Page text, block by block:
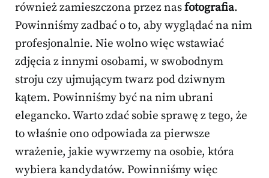
również zamieszczona przez nasfotografia.
Powinniśmy zadbać o to, aby wyglądać na nim
profesjonalnie. Nie wolno więc wstawiać
zdjęcia z innymi osobami, w swobodnym
stroju czy ujmującym twarz pod dziwnym
kątem. Powinniśmy być na nim ubrani
elegancko. Warto zdać sobie sprawę z tego, że
to właśnie ono odpowiada za pierwsze
wrażenie, jakie wywrzemy na osobie, która
wybiera kandydatów. Powinniśmy więc